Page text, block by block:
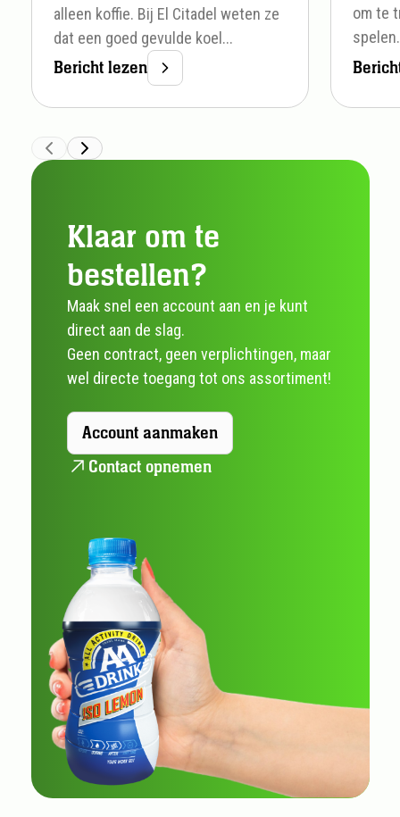
alleen koffie. Bij El Citadel weten ze
dat een goed gevulde koel...
Bericht lezen
om te
Klaar om te
bestellen?
Maak snel een account aan en je kunt
direct aan de slag.
Geen contract, geen verplichtingen, maar
wel directe toegang tot ons assortiment!
Account aanmaken
Contact opnemen